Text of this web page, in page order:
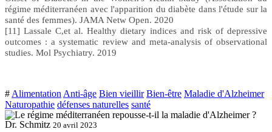
régime méditerranéen avec l'apparition du diabète dans l'étude sur la
santé des femmes). JAMA Netw Open. 2020
[11] Lassale C,et al. Healthy dietary indices and risk of depressive
outcomes : a systematic review and meta-analysis of observational
studies. Mol Psychiatry. 2019
# Alimentation Anti-âge Bien vieillir Bien-être Maladie d'Alzheimer
Naturopathie défenses naturelles santé
Dr. Schmitz 20 avril 2023